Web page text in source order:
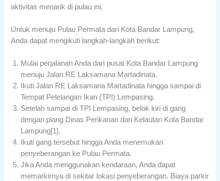
aktivitas menarik di pulau ini.
Untuk menuju Pulau Permata dari Kota Bandar Lampung,
Anda dapat mengikuti langkah-langkah berikut:
Mulai perjalanan Anda dari pusat Kota Bandar Lampung
menuju Jalan RE Laksamana Martadinata.
Ikuti Jalan RE Laksamana Martadinata hingga sampai di
Tempat Pelelangan Ikan (TPI) Lempasing.
Setelah sampai di TPI Lempasing, belok kiri di gang
dengan plang Dinas Perikanan dan Kelautan Kota Bandar
Lampung[1].
Ikuti gang tersebut hingga Anda menemukan
penyeberangan ke Pulau Permata.
Jika Anda menggunakan kendaraan, Anda dapat
memarkirnya di sekitar lokasi penyeberangan. Biaya parkir